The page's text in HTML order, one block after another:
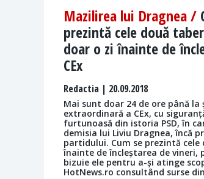
Mazilirea lui Dragnea /
prezintă cele două
doar o zi înainte de
CEx
Redactia | 20.09.2018
Mai sunt doar 24 de ore până la
extraordinară a CEx, cu
furtunoasă din istoria PSD, în
demisia lui Liviu Dragnea, încă
partidului. Cum se prezintă cele
înainte de încleștarea de vineri,
bizuie ele pentru a-și atinge
HotNews.ro consultând surse